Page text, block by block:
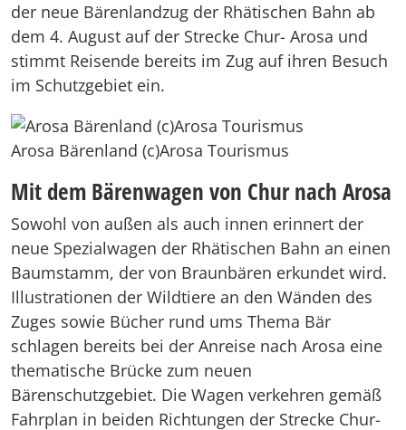
der neue Bärenlandzug der Rhätischen Bahn ab
dem 4. August auf der Strecke Chur- Arosa und
stimmt Reisende bereits im Zug auf ihren Besuch
im Schutzgebiet ein.
Arosa Bärenland (c)Arosa Tourismus
Mit dem Bärenwagen von Chur nach Arosa
Sowohl von außen als auch innen erinnert der
neue Spezialwagen der Rhätischen Bahn an einen
Baumstamm, der von Braunbären erkundet wird.
Illustrationen der Wildtiere an den Wänden des
Zuges sowie Bücher rund ums Thema Bär
schlagen bereits bei der Anreise nach Arosa eine
thematische Brücke zum neuen
Bärenschutzgebiet. Die Wagen verkehren gemäß
Fahrplan in beiden Richtungen der Strecke Chur-